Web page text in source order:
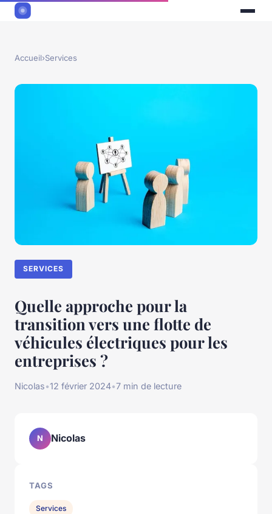
Accueil›Services
SERVICES
Quelle approche pour la
transition vers une flotte de
véhicules électriques pour les
entreprises ?
Nicolas•12 février 2024•7 min de lecture
N Nicolas
TAGS
Services